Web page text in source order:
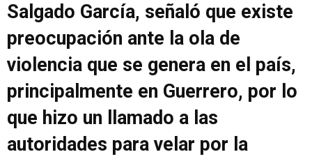
Salgado García, señaló que existe
preocupación ante la ola de
violencia que se genera en el país,
principalmente en Guerrero, por lo
que hizo un llamado a las
autoridades para velar por la